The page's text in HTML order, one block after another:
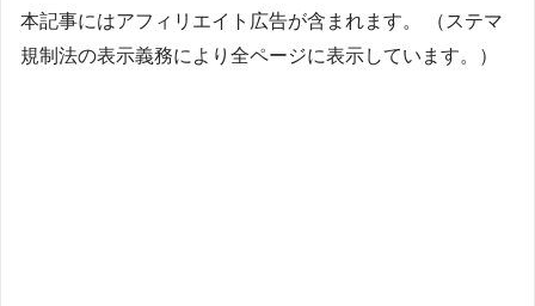
本記事にはアフィリエイト広告が含まれます。 （ステマ
規制法の表示義務により全ページに表示しています。）